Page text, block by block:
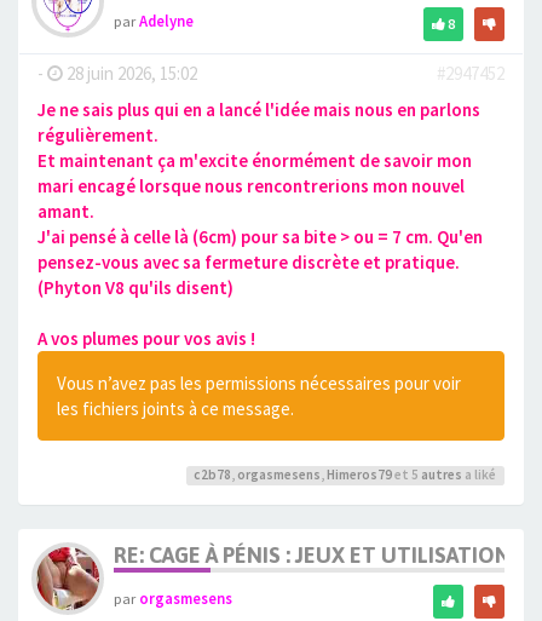
parAdelyne 8
- 28 juin 2026, 15:02
#2947452
Je ne sais plus qui en a lancé l'idée mais nous en parlons
régulièrement.
Et maintenant ça m'excite énormément de savoir mon
mari encagé lorsque nous rencontrerions mon nouvel
amant.
J'ai pensé à celle là (6cm) pour sa bite > ou = 7 cm. Qu'en
pensez-vous avec sa fermeture discrète et pratique.
(Phyton V8 qu'ils disent)
A vos plumes pour vos avis !
Vous n’avez pas les permissions nécessaires pour voir
les fichiers joints à ce message.
c2b78, orgasmesens, Himeros79et 5 autres a liké
RE: CAGE À PÉNIS : JEUX ET UTILISATION,
parorgasmesens